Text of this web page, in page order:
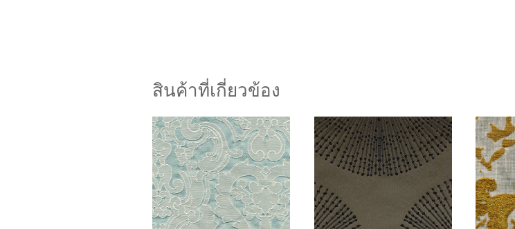
สินค้าที่เกี่ยวข้อง